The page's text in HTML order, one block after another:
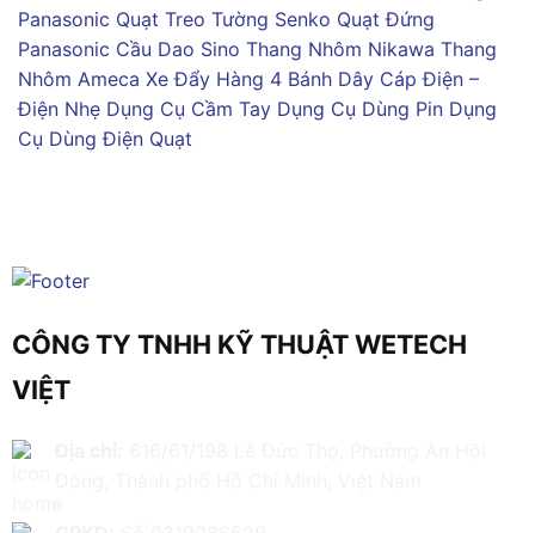
Panasonic Quạt Treo Tường Senko Quạt Đứng
Panasonic Cầu Dao Sino Thang Nhôm Nikawa Thang
Nhôm Ameca Xe Đẩy Hàng 4 Bánh Dây Cáp Điện –
Điện Nhẹ Dụng Cụ Cầm Tay Dụng Cụ Dùng Pin Dụng
Cụ Dùng Điện Quạt
CÔNG TY TNHH KỸ THUẬT WETECH
VIỆT